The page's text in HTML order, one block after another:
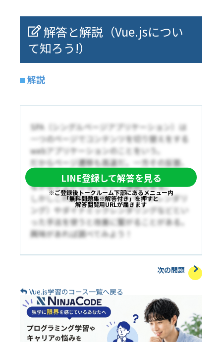
解答と解説（Vue.jsについ
て知ろう!）
解説
LINE登録して解答を見る
※ご登録後トークルーム下部にあるメニュー内
「無料問題集※解答付き」を押すと
解答閲覧用URLが届きます
SPA（シングルページアプリケーション）は
一つのページでコンテンツを切り替えをする
webアプリケーションのことをいう。
だからページ遷移も高速だ。一方その反面、
SEOが弱いという側面もあって、検索順位が
なかなか上がらないという課題もある。
しかしこれはSSR（サーバーサイドレンダリ
ング）やダイナミックレンダリングなどとい
った手法を使うと改善に繋がることがある。
興味があれば調べてみよう！
次の問題
Vue.js学習のコース一覧へ戻る